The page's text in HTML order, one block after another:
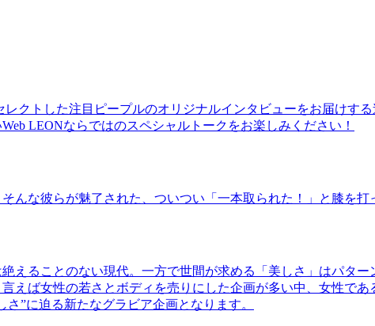
クトした注目ピープルのオリジナルインタビューをお届けす
LEONならではのスペシャルトークをお楽しみください！
んな彼らが魅了された、ついつい「一本取られた！」と膝を打
えることのない現代。一方で世間が求める「美しさ」はパタ
えば女性の若さとボディを売りにした企画が多い中、女性で
”に迫る新たなグラビア企画となります。